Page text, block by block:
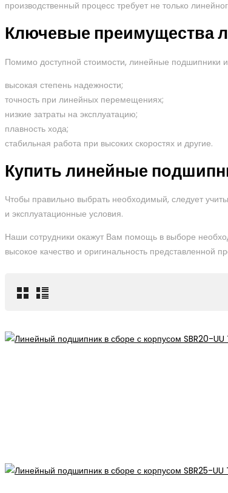
производственный процесс требует не только
Ключевые преимущества
Помимо доступной стоимости, линейные подшипники
высокая степень надежности;
точность при линейных перемещениях;
низкие затраты на эксплуатацию;
плавность хода;
стабильная работа при высоких скоростях и другие.
Купить линейные
Чтобы правильно выбрать необходимый, следует
и эксплуатационные условия.
Наши сотрудники окажут Вам помощь в выборе
высокое качество и оригинальность представленной